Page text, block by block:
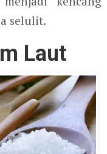
selulit.
Laut